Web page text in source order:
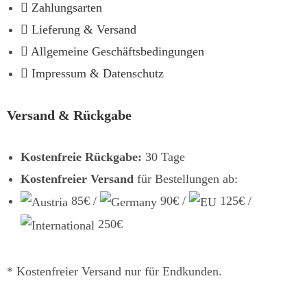
Zahlungsarten
Lieferung & Versand
Allgemeine Geschäftsbedingungen
Impressum & Datenschutz
Versand & Rückgabe
Kostenfreie Rückgabe: 30 Tage
Kostenfreier Versand für Bestellungen ab:
85€ /
90€ /
125€ /
250€
* Kostenfreier Versand nur für Endkunden.